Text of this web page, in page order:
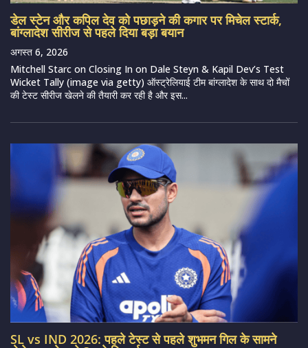
डेल स्टेन और कपिल देव को पछाड़ने की कगार पर मिचेल स्टार्क,
बांग्लादेश सीरीज से पहले दिया बड़ा बयान
अगस्त 6, 2026
Mitchell Starc on Closing In on Dale Steyn & Kapil Dev’s Test
Wicket Tally (image via getty) ऑस्ट्रेलियाई टीम बांग्लादेश के साथ दो मैचों
की टेस्ट सीरीज खेलने की तैयारी कर रही है और इस...
SL vs IND 2026: पहले टेस्ट से पहले शुभमन गिल के सामने